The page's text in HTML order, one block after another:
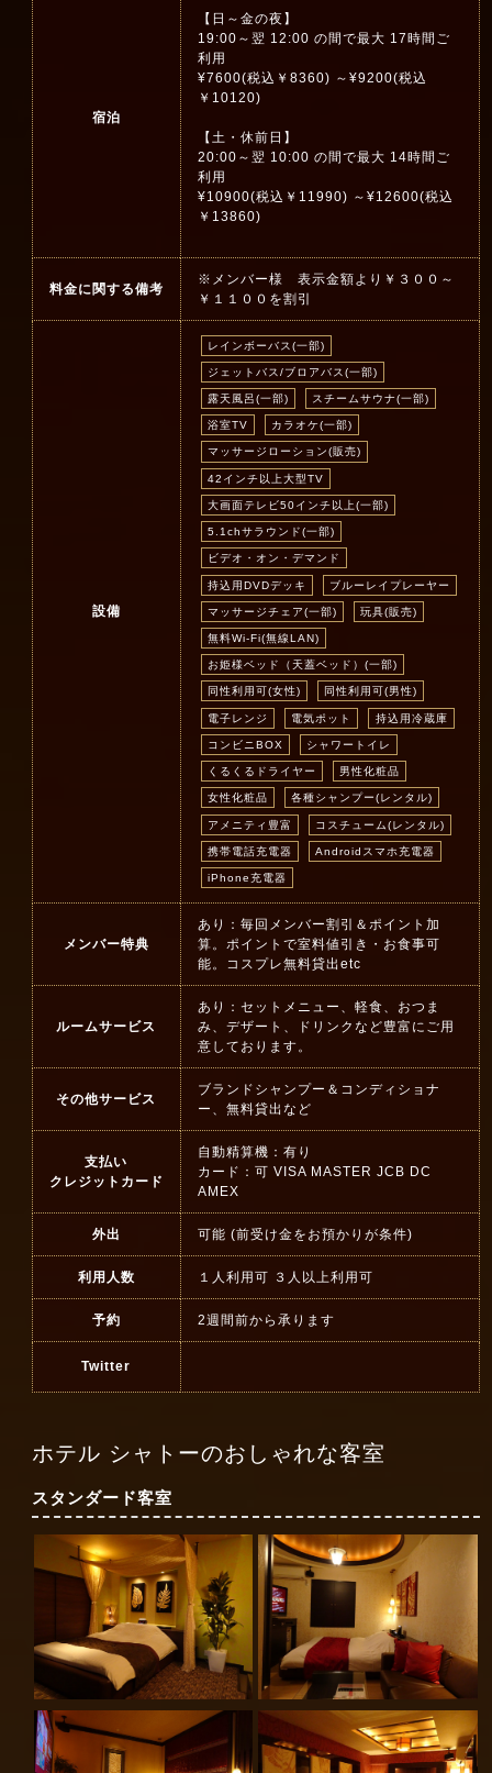
宿泊
【日～金の夜】
19:00～翌 12:00 の間で最大 17時間ご
利用
¥7600(税込￥8360) ～¥9200(税込
￥10120)
【土・休前日】
20:00～翌 10:00 の間で最大 14時間ご
利用
¥10900(税込￥11990) ～¥12600(税込
￥13860)
料金に関する備考
※メンバー様 表示金額より￥３００～
￥１１００を割引
設備
レインボーバス(一部)
ジェットバス/ブロアバス(一部)
露天風呂(一部) スチームサウナ(一部)
浴室TV カラオケ(一部)
マッサージローション(販売)
42インチ以上大型TV
大画面テレビ50インチ以上(一部)
5.1chサラウンド(一部)
ビデオ・オン・デマンド
持込用DVDデッキ ブルーレイプレーヤー
マッサージチェア(一部) 玩具(販売)
無料Wi-Fi(無線LAN)
お姫様ベッド（天蓋ベッド）(一部)
同性利用可(女性) 同性利用可(男性)
電子レンジ 電気ポット 持込用冷蔵庫
コンビニBOX シャワートイレ
くるくるドライヤー 男性化粧品
女性化粧品 各種シャンプー(レンタル)
アメニティ豊富 コスチューム(レンタル)
携帯電話充電器 Androidスマホ充電器
iPhone充電器
メンバー特典
あり：毎回メンバー割引＆ポイント加
算。ポイントで室料値引き・お食事可
能。コスプレ無料貸出etc
ルームサービス
あり：セットメニュー、軽食、おつま
み、デザート、ドリンクなど豊富にご用
意しております。
その他サービス
ブランドシャンプー＆コンディショナ
ー、無料貸出など
支払い
クレジットカード
自動精算機：有り
カード：可 VISA MASTER JCB DC
AMEX
外出 可能 (前受け金をお預かりが条件)
利用人数 １人利用可 ３人以上利用可
予約 2週間前から承ります
Twitter
ホテル シャトーのおしゃれな客室
スタンダード客室